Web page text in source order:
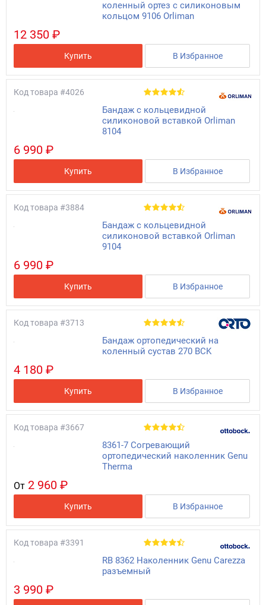
коленный ортез с силиконовым
кольцом 9106 Orliman
12 350 ₽
Купить В Избранное
Код товара #4026
Бандаж с кольцевидной
силиконовой вставкой Orliman
8104
6 990 ₽
Купить В Избранное
Код товара #3884
Бандаж с кольцевидной
силиконовой вставкой Orliman
9104
6 990 ₽
Купить В Избранное
Код товара #3713
Бандаж ортопедический на
коленный сустав 270 BCK
4 180 ₽
Купить В Избранное
Код товара #3667
8361-7 Согревающий
ортопедический наколенник Genu
Therma
От 2 960 ₽
Купить В Избранное
Код товара #3391
RB 8362 Наколенник Genu Саrezza
разъемный
3 990 ₽